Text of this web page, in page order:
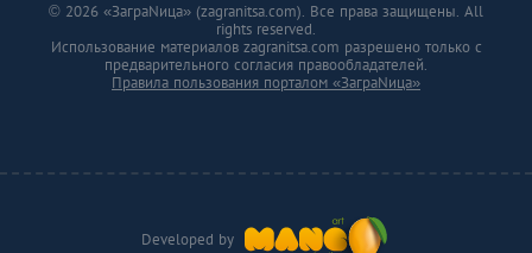
Developed by
© 2026 «ЗаграNица» (zagranitsa.com). Все права защищены. All
rights reserved.
Использование материалов zagranitsa.com разрешено только с
предварительного согласия правообладателей.
Правила пользования порталом «ЗаграNица»